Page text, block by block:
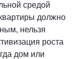
средой
должно
нельзя
роста
дом или